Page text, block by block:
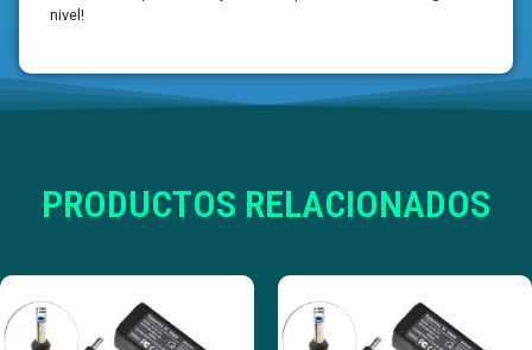
nivel!
PRODUCTOS RELACIONADOS